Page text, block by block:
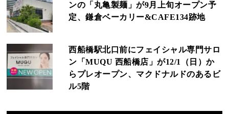
ンの「丸亀製麺」が9月上旬オープン予
定、鎌倉ベーカリー&CAFE134跡地
西船橋駅北口前にフェイシャル専門サロ
ン「MUQU 西船橋店」が12/1（日）か
らプレオープン、マクドナルドのあるビ
ル5階